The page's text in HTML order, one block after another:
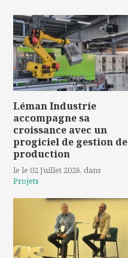
Léman Industrie
accompagne sa
croissance avec un
progiciel de gestion de
production
le le 02 Juillet 2026, dans
Projets